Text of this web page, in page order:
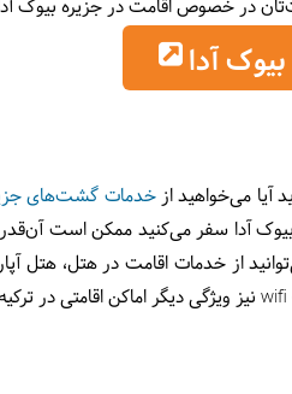
در خصوص اقامت در جزیره بیوک
آدا
آیا می‌خواهید ازخدمات گشت‌های
آدا سفر می‌کنید ممکن است آن‌قدر
از خدمات اقامت در هتل، هتل
نیز ویژگی دیگر اماکن اقامتی در